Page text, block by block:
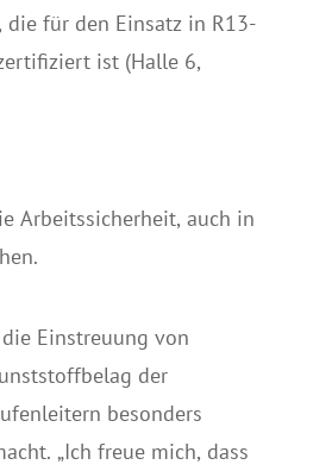
die für den Einsatz in R13-
ist (Halle 6,
Arbeitssicherheit, auch in
Einstreuung von
der
besonders
„Ich freue mich, dass